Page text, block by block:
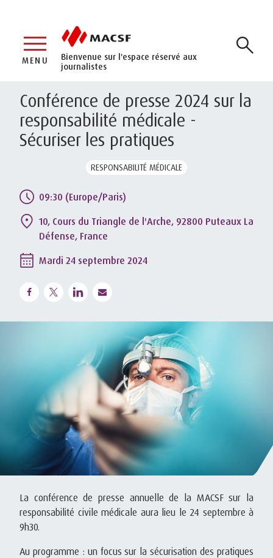
Bienvenue sur l'espace réservé aux
journalistes
MENU
Conférence de presse 2024 sur la
responsabilité médicale -
Sécuriser les pratiques
RESPONSABILITÉ MÉDICALE
09:30 (Europe/Paris)
10, Cours du Triangle de l'Arche, 92800 Puteaux La
Défense, France
Mardi 24 septembre 2024
La conférence de presse annuelle de la MACSF sur la
responsabilité civile médicale aura lieu le 24 septembre à
9h30.
Au programme : un focus sur la sécurisation des pratiques